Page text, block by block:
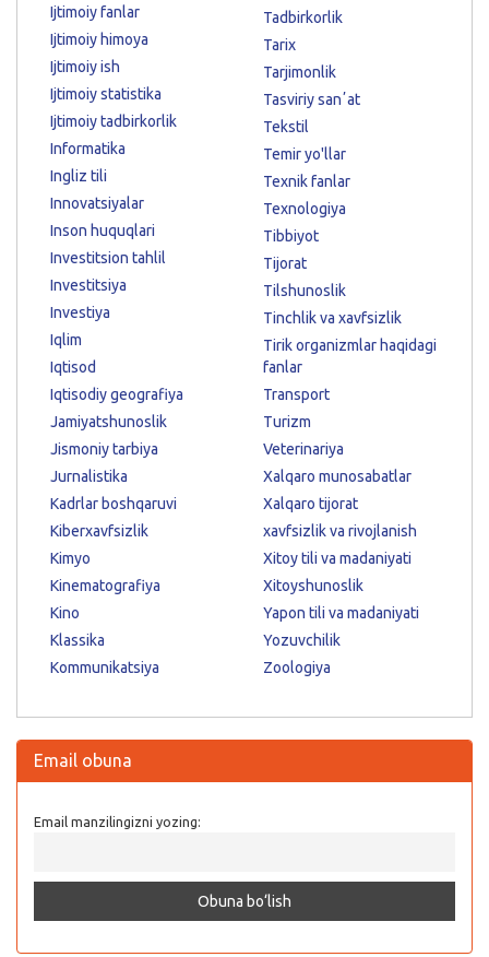
Ijtimoiy fanlar
Ijtimoiy himoya
Ijtimoiy ish
Ijtimoiy statistika
Ijtimoiy tadbirkorlik
Informatika
Ingliz tili
Innovatsiyalar
Inson huquqlari
Investitsion tahlil
Investitsiya
Investiya
Iqlim
Iqtisod
Iqtisodiy geografiya
Jamiyatshunoslik
Jismoniy tarbiya
Jurnalistika
Kadrlar boshqaruvi
Kiberxavfsizlik
Kimyo
Kinematografiya
Kino
Klassika
Kommunikatsiya
Tadbirkorlik
Tarix
Tarjimonlik
Tasviriy sanʼat
Tekstil
Temir yo'llar
Texnik fanlar
Texnologiya
Tibbiyot
Tijorat
Tilshunoslik
Tinchlik va xavfsizlik
Tirik organizmlar haqidagi
fanlar
Transport
Turizm
Veterinariya
Xalqaro munosabatlar
Xalqaro tijorat
xavfsizlik va rivojlanish
Xitoy tili va madaniyati
Xitoyshunoslik
Yapon tili va madaniyati
Yozuvchilik
Zoologiya
Email obuna
Email manzilingizni yozing: